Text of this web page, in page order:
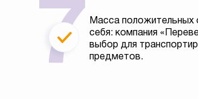
Масса положительных
себя: компания
выбор для
предметов.